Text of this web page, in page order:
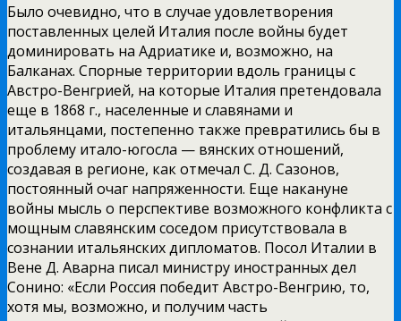
Было очевидно, что в случае удовлетворения
поставленных целей Италия после войны будет
доминировать на Адриатике и, возможно, на
Балканах. Спорные территории вдоль границы с
Австро-Венгрией, на которые Италия претендовала
еще в 1868 г., населенные и славянами и
итальянцами, постепенно также превратились бы в
проблему итало-югосла — вянских отношений,
создавая в регионе, как отмечал С. Д. Сазонов,
постоянный очаг напряженности. Еще накануне
войны мысль о перспективе возможного конфликта с
мощным славянским соседом присутствовала в
сознании итальянских дипломатов. Посол Италии в
Вене Д. Аварна писал министру иностранных дел
Сонино: «Если Россия победит Австро-Венгрию, то,
хотя мы, возможно, и получим часть